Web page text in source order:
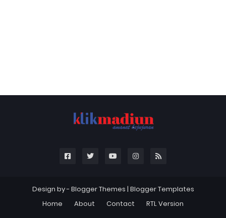
Design by - Blogger Themes | Blogger Templates
Home
About Contact RTL Version